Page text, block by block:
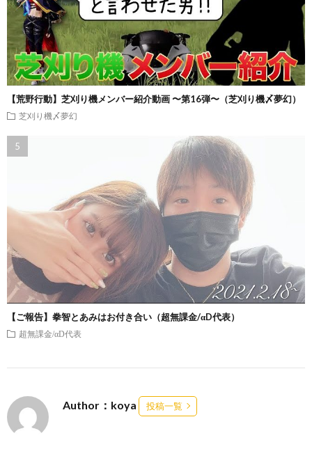
【荒野行動】芝刈り機メンバー紹介動画 〜第16弾〜（芝刈り機〆夢幻）
芝刈り機〆夢幻
【ご報告】拳智とあみはお付き合い（超無課金/αD代表）
超無課金/αD代表
Author：koya 投稿一覧